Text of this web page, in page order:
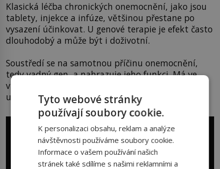
Klasická léčba chronických onemocnění, jako jsou
tablety, injekce a infúze, většinou přestane po
vysazení účinkovat. U genové terapie je efekt často
dlouhodobý a může být i doživotní.
Soustředí se na samotnou příčinu onemocnění,
tedy vadný gen, a nahrazuje jeho funkci. Má ve
většině případů dlouhodobé účinky a díky tomu
usnadní pacientům náročnou každodenní péči.
Tyto webové stránky
používají soubory cookie.
K personalizaci obsahu, reklam a analýze
návštěvnosti používáme soubory cookie.
Informace o vašem používání našich
stránek také sdílíme s našimi reklamními a